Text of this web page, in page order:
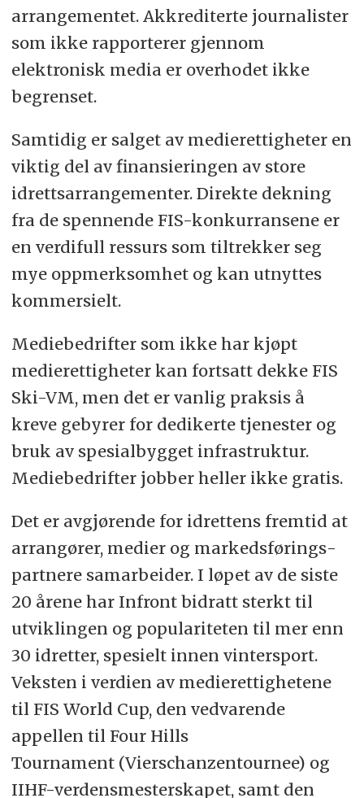
arrangementet. Akkrediterte journalister
som ikke rapporterer gjennom
elektronisk media er overhodet ikke
begrenset.
Samtidig er salget av medierettigheter en
viktig del av finansieringen av store
idrettsarrangementer. Direkte dekning
fra de spennende FIS-konkurransene er
en verdifull ressurs som tiltrekker seg
mye oppmerksomhet og kan utnyttes
kommersielt.
Mediebedrifter som ikke har kjøpt
medierettigheter kan fortsatt dekke FIS
Ski-VM, men det er vanlig praksis å
kreve gebyrer for dedikerte tjenester og
bruk av spesialbygget infrastruktur.
Mediebedrifter jobber heller ikke gratis.
Det er avgjørende for idrettens fremtid at
arrangører, medier og markedsførings­
partnere samarbeider. I løpet av de siste
20 årene har Infront bidratt sterkt til
utviklingen og populariteten til mer enn
30 idretter, spesielt innen vintersport.
Veksten i verdien av medierettighetene
til FIS World Cup, den vedvarende
appellen til Four Hills
Tournament (Vierschanzentournee) og
IIHF-verdensmesterskapet, samt den